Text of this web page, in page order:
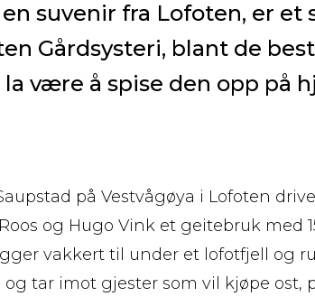
suvenir fra Lofoten, er
Gårdsysteri, blant de
la være å spise den opp på
på Vestvågøya i Lofoten
og Hugo Vink et geitebruk med
vakkert til under et lofotfjell og
tar imot gjester som vil kjøpe ost,